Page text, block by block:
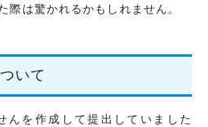
際は驚かれるかもしれません。
いて
を作成して提出していました